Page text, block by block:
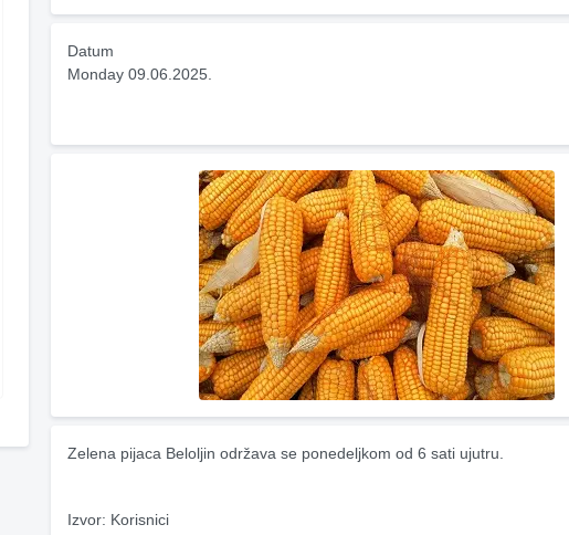
Datum
Monday 09.06.2025.
Zelena pijaca Beloljin održava se ponedeljkom od 6 sati ujutru.
Izvor: Korisnici